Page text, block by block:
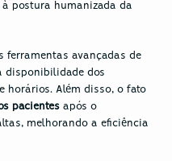
à postura humanizada da
ferramentas avançadas de
disponibilidade dos
horários. Além disso, o fato
pacientes após o
melhorando a eficiência